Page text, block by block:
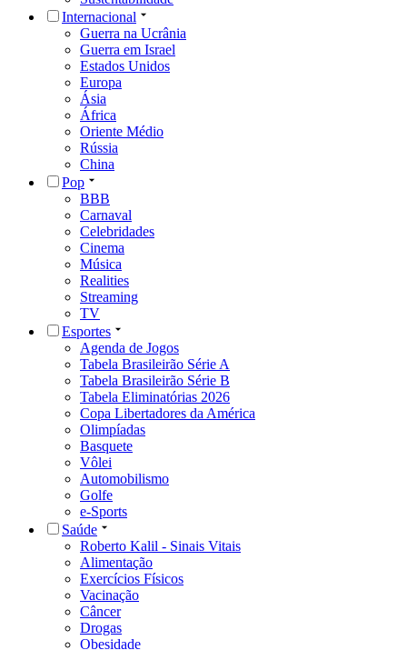
Esportes
Agenda de Jogos
Tabela Brasileirão Série A
Tabela Brasileirão Série B
Tabela Eliminatórias 2026
Copa Libertadores da América
Olimpíadas
Basquete
Vôlei
Automobilismo
Golfe
e-Sports
Saúde
Roberto Kalil - Sinais Vitais
Alimentação
Exercícios Físicos
Vacinação
Câncer
Drogas
Obesidade
Tecnologia
Nasa
Ciência
Curiosidades
Viagem & Gastronomia
Viagem
Gastronomia
Sobre a CNN Brasil
Aviso Legal e Política de Privacidade
Termos de Uso
Fale com a CNN
Faça parte da Equipe CNN
© Cable News Network Brasil. Uma empresa NOVUS MÍDIA.
Todos os direitos reservados.